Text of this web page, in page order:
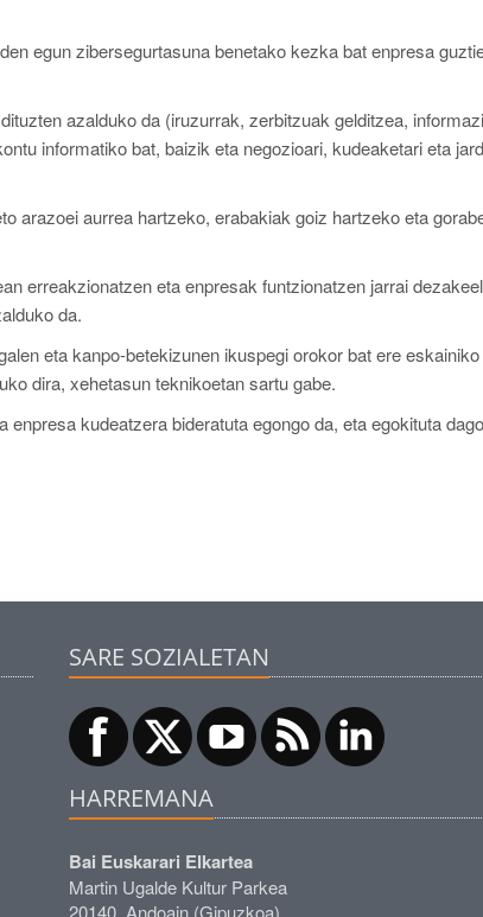
egun zibersegurtasuna benetako kezka bat enpresa
azalduko da (iruzurrak, zerbitzuak gelditzea,
informatiko bat, baizik eta negozioari, kudeaketari eta
arazoei aurrea hartzeko, erabakiak goiz hartzeko eta
erreakzionatzen eta enpresak funtzionatzen jarrai
da.
eta kanpo-betekizunen ikuspegi orokor bat ere
dira, xehetasun teknikoetan sartu gabe.
kudeatzera bideratuta egongo da, eta egokituta
SARE SOZIALETAN
HARREMANA
Bai Euskarari Elkartea
Martin Ugalde Kultur Parkea
20140, Andoain (Gipuzkoa)